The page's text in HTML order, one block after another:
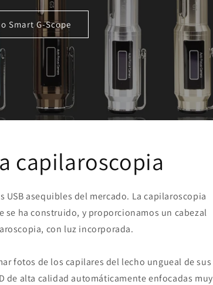
Smart G-Scope
capilaroscopia
asequibles del mercado. La capilaroscopia
ha construido, y proporcionamos un cabezal
con luz incorporada.
fotos de los capilares del lecho ungueal de sus
de alta calidad automáticamente enfocadas muy